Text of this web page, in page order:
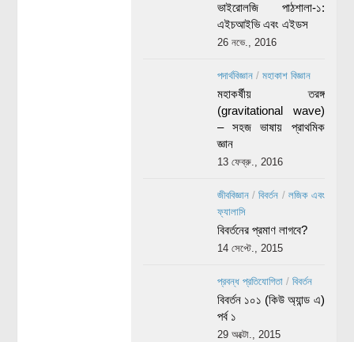
ভাইরোলজি পাঠশালা-১:
এইচআইভি এবং এইডস
26 নভে., 2016
পদার্থবিজ্ঞান/ মহাকাশ বিজ্ঞান
মহাকর্ষীয় তরঙ্গ
(gravitational wave)
– সহজ ভাষায় প্রাথমিক
জ্ঞান
13 ফেব্রু., 2016
জীববিজ্ঞান/বিবর্তন /লজিক এবং
ফ্যালাসি
বিবর্তনের প্রমাণ লাগবে?
14 সেপ্টে., 2015
প্রবন্ধ প্রতিযোগিতা/ বিবর্তন
বিবর্তন ১০১ (কিউ অ্যান্ড এ)
পর্ব ১
29 অক্টো., 2015